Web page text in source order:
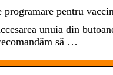
programare pentru
unuia din
să …